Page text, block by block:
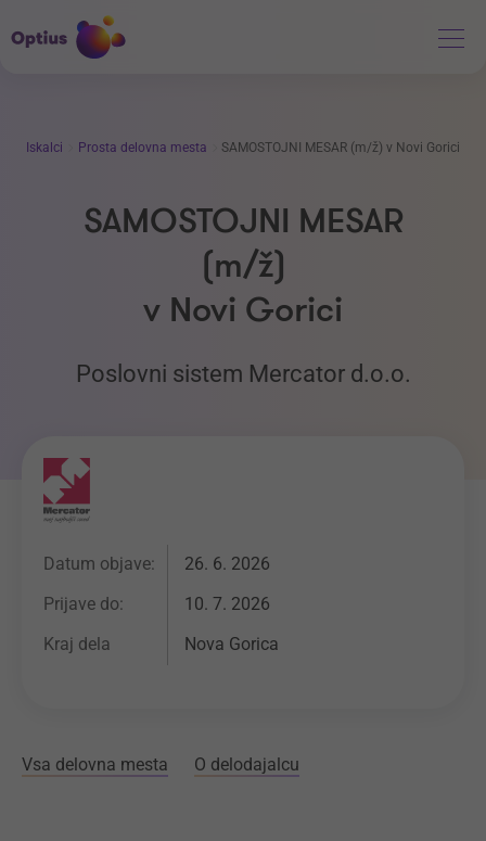
Iskalci Prosta delovna mesta SAMOSTOJNI MESAR (m/ž) v Novi Gorici
SAMOSTOJNI MESAR
(m/ž)
v Novi Gorici
Poslovni sistem Mercator d.o.o.
Datum objave:
26. 6. 2026
Prijave do:
10. 7. 2026
Kraj dela
Nova Gorica
Vsa delovna mesta O delodajalcu